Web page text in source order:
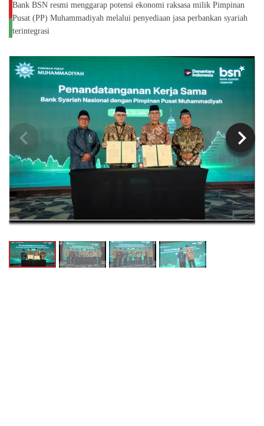
Bank BSN resmi menggarap potensi ekonomi raksasa milik Pimpinan
Pusat (PP) Muhammadiyah melalui penyediaan jasa perbankan syariah
terintegrasi
chevron_right
chevron_left